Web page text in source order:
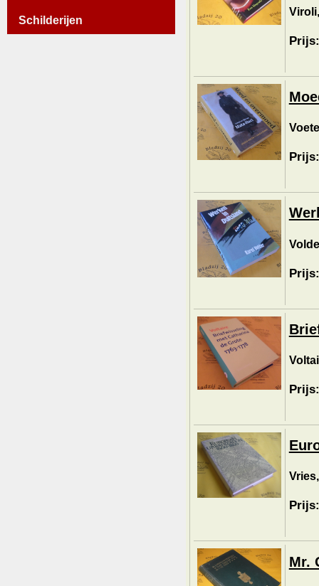
Schilderijen
Mr.